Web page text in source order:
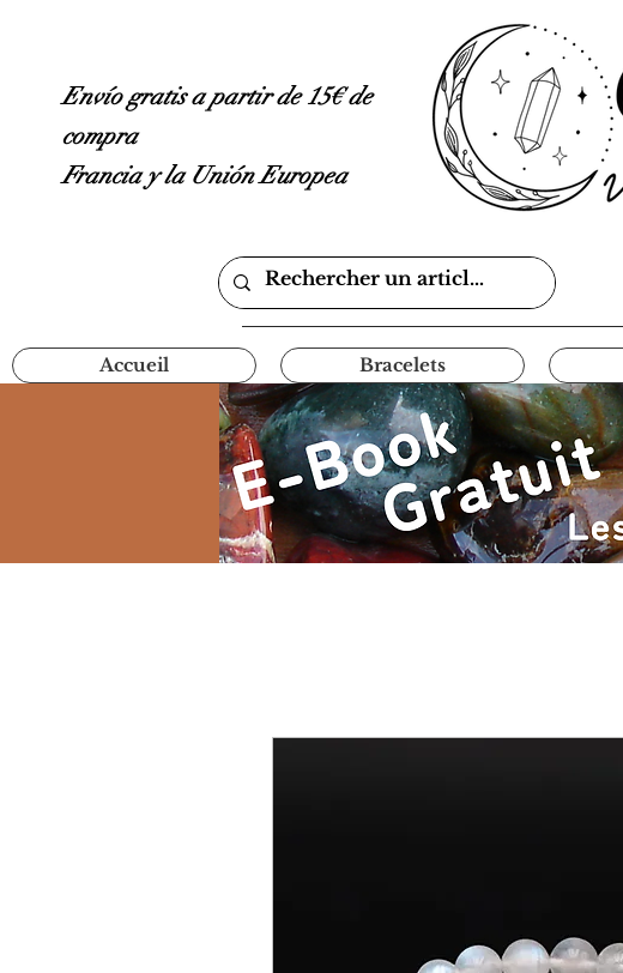
Envío gratis a partir de 15€ de
compra
Francia y la Unión Europea
Accueil Bracelets